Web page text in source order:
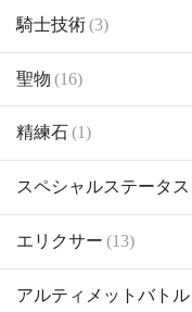
騎士技術(3)
聖物 (16)
精練石(1)
スペシャルステータス
エリクサー (13)
アルティメットバトル